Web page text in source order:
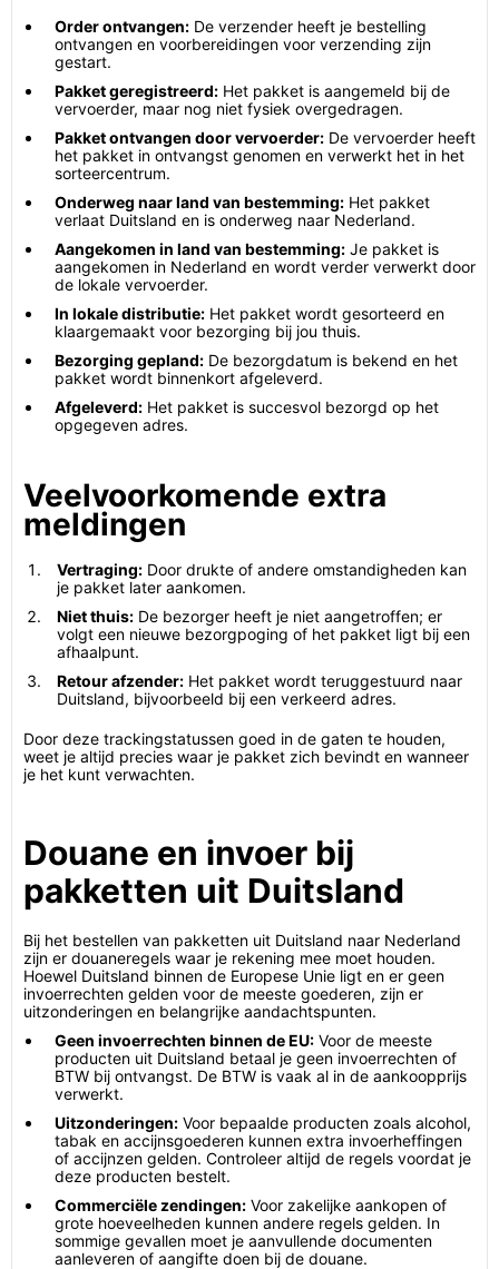
Order ontvangen: De verzender heeft je bestelling
ontvangen en voorbereidingen voor verzending zijn
gestart.
Pakket geregistreerd: Het pakket is aangemeld bij de
vervoerder, maar nog niet fysiek overgedragen.
Pakket ontvangen door vervoerder: De vervoerder heeft
het pakket in ontvangst genomen en verwerkt het in het
sorteercentrum.
Onderweg naar land van bestemming: Het pakket
verlaat Duitsland en is onderweg naar Nederland.
Aangekomen in land van bestemming: Je pakket is
aangekomen in Nederland en wordt verder verwerkt door
de lokale vervoerder.
In lokale distributie: Het pakket wordt gesorteerd en
klaargemaakt voor bezorging bij jou thuis.
Bezorging gepland: De bezorgdatum is bekend en het
pakket wordt binnenkort afgeleverd.
Afgeleverd: Het pakket is succesvol bezorgd op het
opgegeven adres.
Veelvoorkomende extra
meldingen
Vertraging: Door drukte of andere omstandigheden kan
je pakket later aankomen.
Niet thuis: De bezorger heeft je niet aangetroffen; er
volgt een nieuwe bezorgpoging of het pakket ligt bij een
afhaalpunt.
Retour afzender: Het pakket wordt teruggestuurd naar
Duitsland, bijvoorbeeld bij een verkeerd adres.
Door deze trackingstatussen goed in de gaten te houden,
weet je altijd precies waar je pakket zich bevindt en wanneer
je het kunt verwachten.
Douane en invoer bij
pakketten uit Duitsland
Bij het bestellen van pakketten uit Duitsland naar Nederland
zijn er douaneregels waar je rekening mee moet houden.
Hoewel Duitsland binnen de Europese Unie ligt en er geen
invoerrechten gelden voor de meeste goederen, zijn er
uitzonderingen en belangrijke aandachtspunten.
Geen invoerrechten binnen de EU: Voor de meeste
producten uit Duitsland betaal je geen invoerrechten of
BTW bij ontvangst. De BTW is vaak al in de aankoopprijs
verwerkt.
Uitzonderingen: Voor bepaalde producten zoals alcohol,
tabak en accijnsgoederen kunnen extra invoerheffingen
of accijnzen gelden. Controleer altijd de regels voordat je
deze producten bestelt.
Commerciële zendingen: Voor zakelijke aankopen of
grote hoeveelheden kunnen andere regels gelden. In
sommige gevallen moet je aanvullende documenten
aanleveren of aangifte doen bij de douane.